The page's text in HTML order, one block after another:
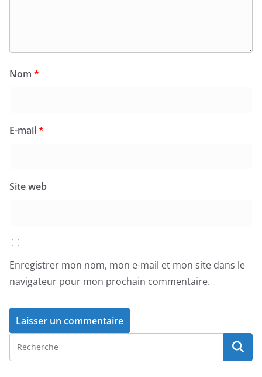
Nom *
E-mail*
Site web
Enregistrer mon nom, mon e-mail et mon site dans le
navigateur pour mon prochain commentaire.